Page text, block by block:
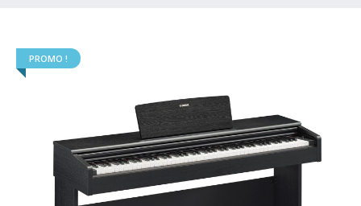
PROMO !